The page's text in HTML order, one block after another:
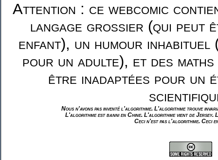
Attention : ce webcomic
langage grossier (qui peut
enfant), un humour inhabituel
pour un adulte), et des maths
être inadaptées pour un
Nous n'avons pas inventé l'algorithme. L'algorithme trouve
L'algorithme est banni en Chine. L'algorithme vient de Jersey.
Ceci n'est pas l'algorithme. Ceci